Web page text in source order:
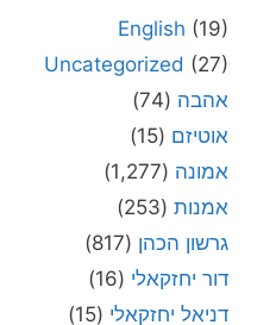
English (19)
Uncategorized (27)
אהבה (74)
אוטיזם (15)
אמונה (1,277)
אמנות (253)
גרשון הכהן (817)
דור יחזקאלי (16)
דניאל יחזקאלי (15)